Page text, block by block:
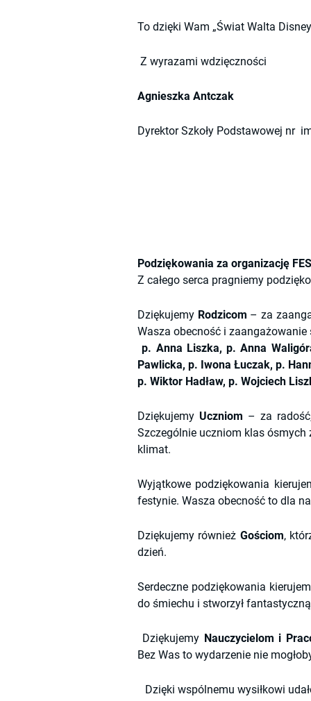
To dzięki Wam „Świat Walta
Z wyrazami wdzięczności
Agnieszka Antczak
Dyrektor Szkoły Podstawowej nr
Podziękowania za organizację
Z całego serca pragniemy
Dziękujemy Rodzicom – za
Wasza obecność i
p. Anna Liszka, p. Anna
Pawlicka, p. Iwona Łuczak, p.
p. Wiktor Hadław, p. Wojciech
Dziękujemy Uczniom – za
Szczególnie uczniom klas
klimat.
Wyjątkowe podziękowania
festynie. Wasza obecność to dla
Dziękujemy również Gościom,
dzień.
Serdeczne podziękowania
do śmiechu i stworzył
Dziękujemy Nauczycielom i
Bez Was to wydarzenie nie
Dzięki wspólnemu wysiłkowi